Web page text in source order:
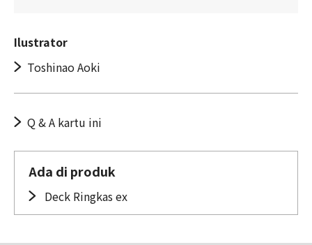
Ilustrator
Toshinao Aoki
Q & A kartu ini
Ada di produk
Deck Ringkas ex